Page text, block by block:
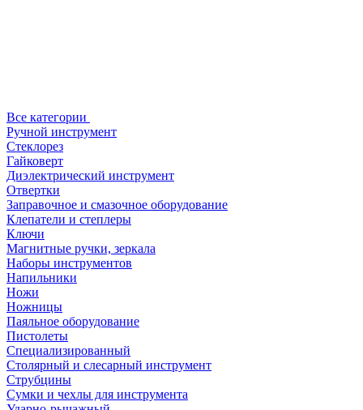
Все категории
Ручной инструмент
Стеклорез
Гайковерт
Диэлектрический инструмент
Отвертки
Заправочное и смазочное оборудование
Клепатели и степлеры
Ключи
Магнитные ручки, зеркала
Наборы инструментов
Напильники
Ножи
Ножницы
Паяльное оборудование
Пистолеты
Специализированный
Столярный и слесарный инструмент
Струбцины
Сумки и чехлы для инструмента